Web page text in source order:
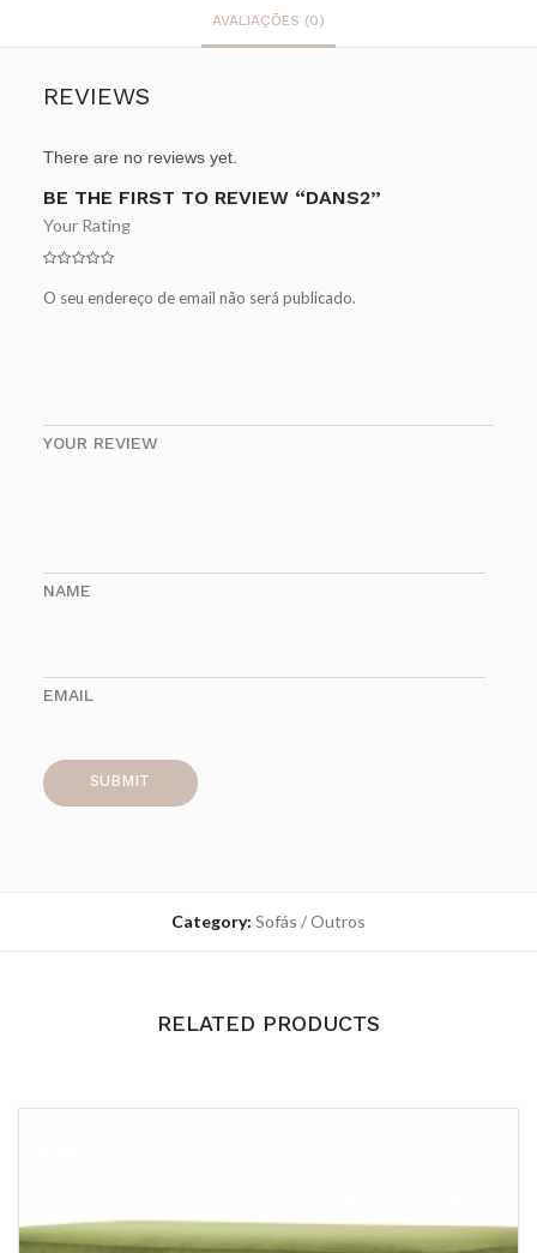
AVALIAÇÕES (0)
REVIEWS
There are no reviews yet.
BE THE FIRST TO REVIEW “DANS2”
O seu endereço de email não será publicado.
Your Rating
YOUR REVIEW
NAME
EMAIL
Category: Sofás / Outros
RELATED PRODUCTS